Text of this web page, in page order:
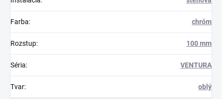
Farba: chróm
Rozstup: 100 mm
Séria: VENTURA
Tvar: oblý